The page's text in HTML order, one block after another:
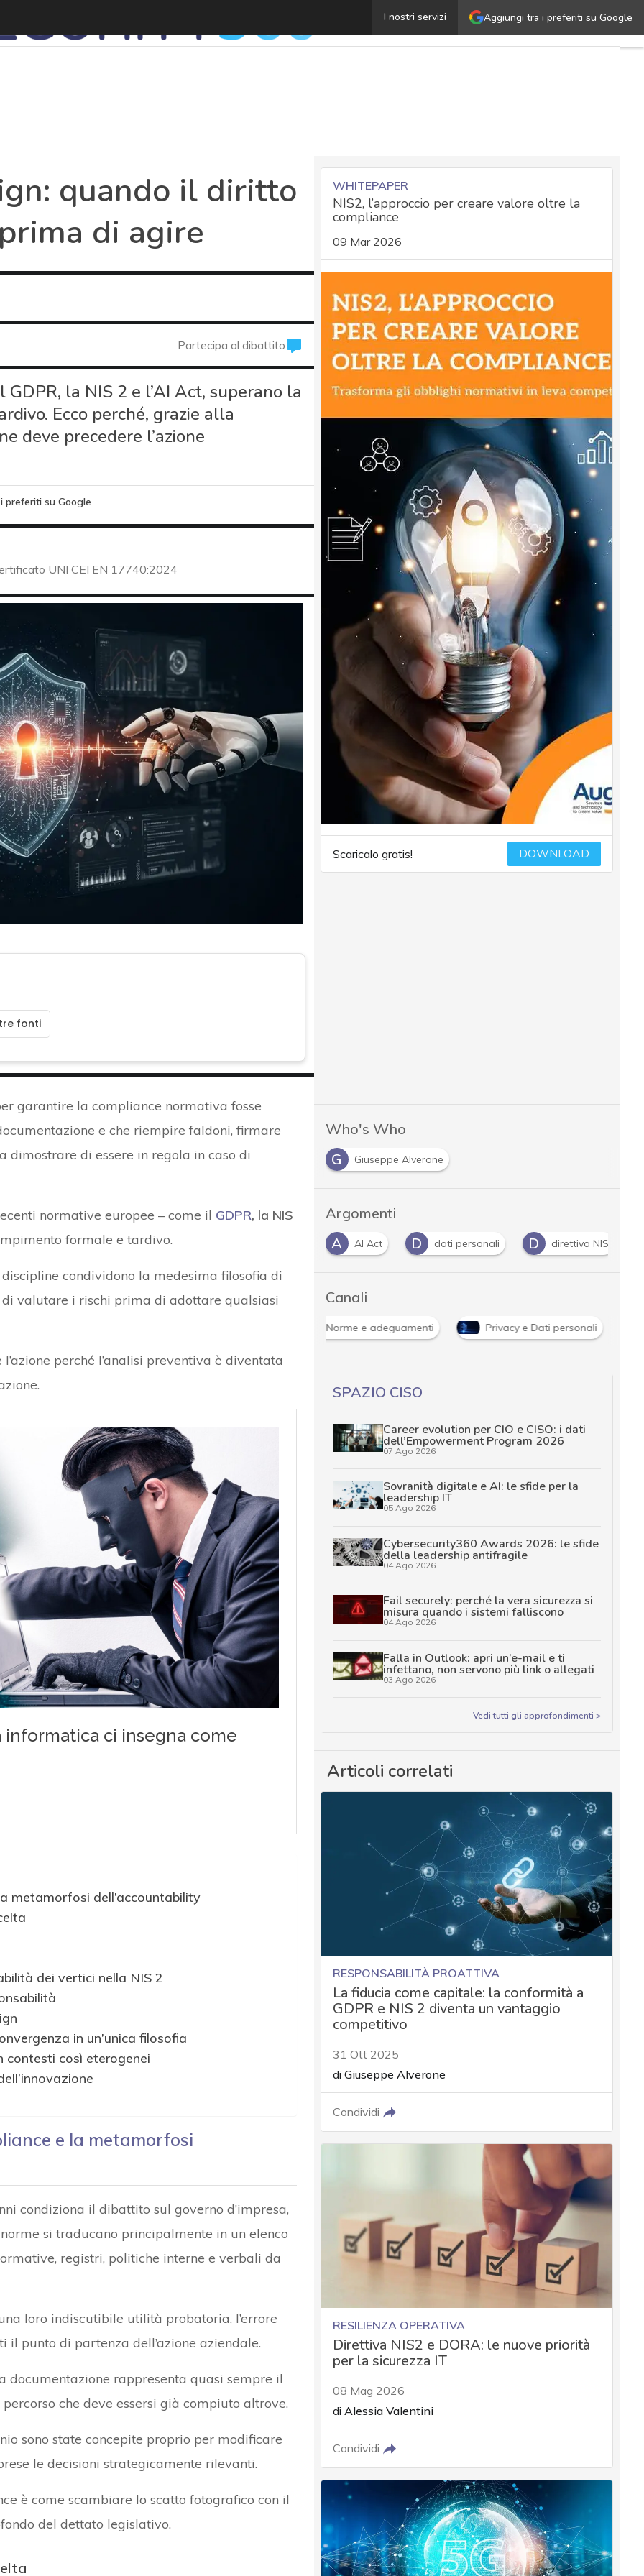
Aggiungi tra i preferiti su Google
I nostri servizi
Governance by design: quando il diritto impone di
quando il diritto
di agire
Partecipa al dibattito
la NIS 2 e l’AI Act, superano la
Ecco perché, grazie alla
deve precedere l’azione
preferiti su Google
UNI CEI EN 17740:2024
fonti
garantire la compliance normativa fosse
e che riempire faldoni, firmare
dimostrare di essere in regola in caso di
normative europee – come il GDPR, la NIS
formale e tardivo.
condividono la medesima filosofia di
valutare i rischi prima di adottare qualsiasi
perché l’analisi preventiva è diventata
metamorfosi dell’accountability
dei vertici nella NIS 2
in un’unica filosofia
contesti così eterogenei
e la metamorfosi
condiziona il dibattito sul governo d’impresa,
si traducano principalmente in un elenco
registri, politiche interne e verbali da
loro indiscutibile utilità probatoria, l’errore
il punto di partenza dell’azione aziendale.
rappresenta quasi sempre il
che deve essersi già compiuto altrove.
sono state concepite proprio per modificare
le decisioni strategicamente rilevanti.
è come scambiare lo scatto fotografico con il
del dettato legislativo.
WHITEPAPER
NIS2, l’approccio per creare valore oltre la
compliance
09 Mar 2026
Scaricalo gratis! DOWNLOAD
Who's Who
G
Giuseppe Alverone
Argomenti
A AI Act D dati personali D direttiva NIS
Canali
Norme e adeguamenti Privacy e Dati personali
SPAZIO CISO
Career evolution per CIO e CISO: i dati
dell’Empowerment Program 2026
07 Ago 2026
Sovranità digitale e AI: le sfide per la
leadership IT
05 Ago 2026
Cybersecurity360 Awards 2026: le sfide
della leadership antifragile
04 Ago 2026
Fail securely: perché la vera sicurezza si
misura quando i sistemi falliscono
04 Ago 2026
Falla in Outlook: apri un’e-mail e ti
infettano, non servono più link o allegati
03 Ago 2026
Vedi tutti gli approfondimenti >
Articoli correlati
RESPONSABILITÀ PROATTIVA
La fiducia come capitale: la conformità a
GDPR e NIS 2 diventa un vantaggio
competitivo
31 Ott 2025
di Giuseppe Alverone
Condividi
RESILIENZA OPERATIVA
Direttiva NIS2 e DORA: le nuove priorità
per la sicurezza IT
08 Mag 2026
di Alessia Valentini
Condividi